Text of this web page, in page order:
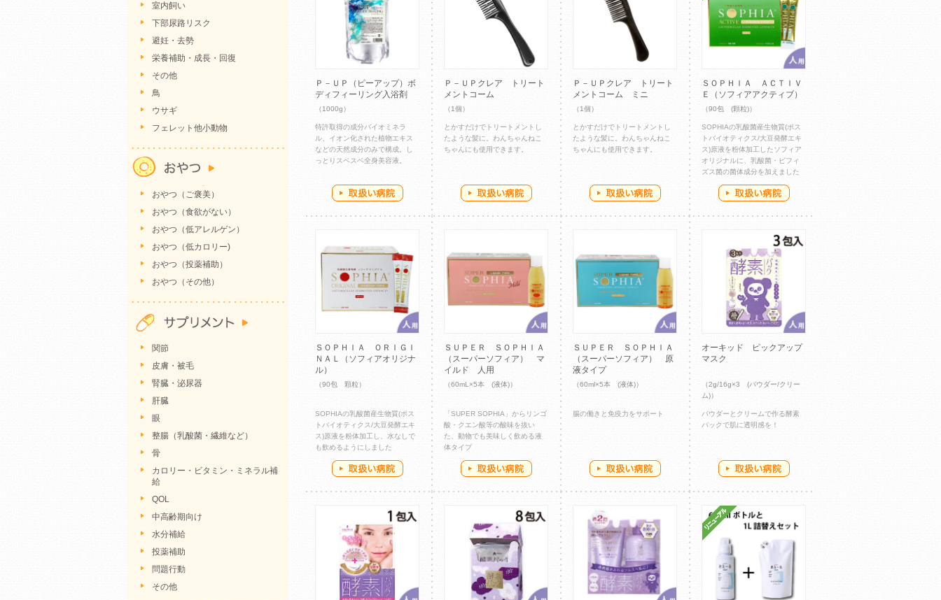
Ｐ－ＵＰ（ピーアップ）ボ
ディフィーリング入浴剤
（1000g）
特許取得の成分バイオミネラ
ル、イオン化された植物エキス
などの天然成分のみで構成。し
っとりスベスベ全身美容液。
Ｐ－ＵＰクレア トリート
メントコーム
（1個）
とかすだけでトリートメントし
たような髪に。わんちゃんねこ
ちゃんにも使用できます。
Ｐ－ＵＰクレア トリート
メントコーム ミニ
（1個）
とかすだけでトリートメントし
たような髪に。わんちゃんねこ
ちゃんにも使用できます。
ＳＯＰＨＩＡ ＡＣＴＩＶ
Ｅ（ソフィアアクティブ）
（90包 (顆粒)）
SOPHIAの乳酸菌産生物質(ポス
トバイオティクス/大豆発酵エキ
ス)原液を粉体加工したソフィア
オリジナルに、乳酸菌・ビフィ
ズス菌の菌体成分を加えました
ＳＯＰＨＩＡ ＯＲＩＧＩ
ＮＡＬ（ソフィアオリジナ
ル）
（90包 顆粒）
SOPHIAの乳酸菌産生物質(ポス
トバイオティクス/大豆発酵エキ
ス)原液を粉体加工し、水なしで
も飲めるようにしました
ＳＵＰＥＲ ＳＯＰＨＩＡ
（スーパーソフィア） マ
イルド 人用
（60mL×5本 (液体)）
「SUPER SOPHIA」からリンゴ
酸・クエン酸等の酸味を抜い
た、動物でも美味しく飲める液
体タイプ
ＳＵＰＥＲ ＳＯＰＨＩＡ
（スーパーソフィア） 原
液タイプ
（60ml×5本 (液体)）
腸の働きと免疫力をサポート
オーキッド ピックアップ
マスク
（2g/16g×3 (パウダー/クリー
ム)）
パウダーとクリームで作る酵素
パックで肌に透明感を！
室内飼い
下部尿路リスク
避妊・去勢
栄養補助・成長・回復
その他
鳥
ウサギ
フェレット他小動物
おやつ（ご褒美）
おやつ（食欲がない）
おやつ（低アレルゲン）
おやつ（低カロリー)
おやつ（投薬補助）
おやつ（その他）
関節
皮膚・被毛
腎臓・泌尿器
肝臓
眼
整腸（乳酸菌・繊維など）
骨
カロリー・ビタミン・ミネラル補
給
QOL
中高齢期向け
水分補給
投薬補助
問題行動
その他